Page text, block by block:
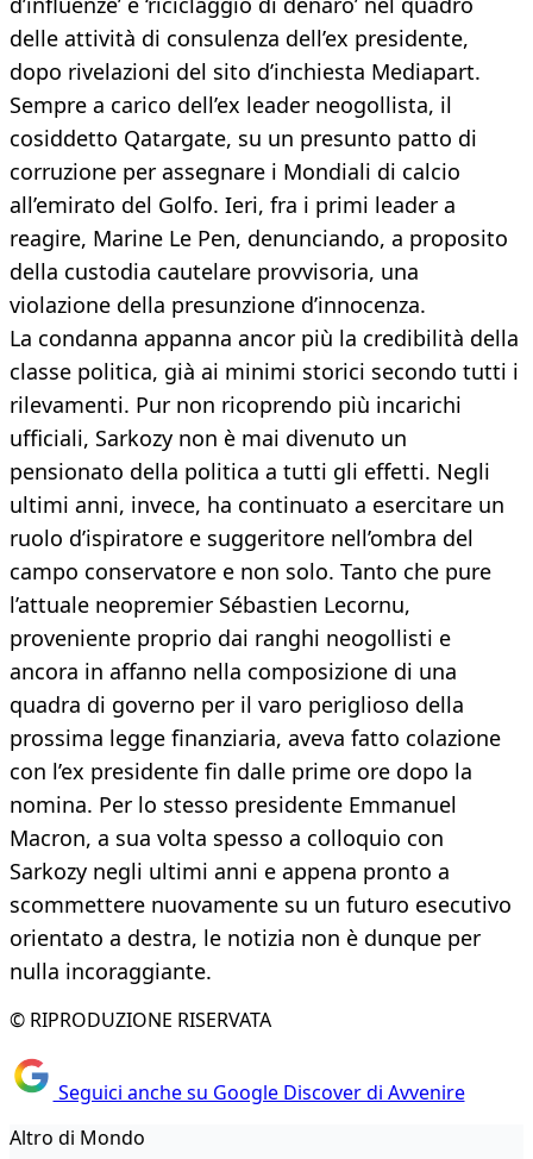
delle attività di consulenza dell’ex presidente,
dopo rivelazioni del sito d’inchiesta Mediapart.
Sempre a carico dell’ex leader neogollista, il
cosiddetto Qatargate, su un presunto patto di
corruzione per assegnare i Mondiali di calcio
all’emirato del Golfo. Ieri, fra i primi leader a
reagire, Marine Le Pen, denunciando, a proposito
della custodia cautelare provvisoria, una
violazione della presunzione d’innocenza.
La condanna appanna ancor più la credibilità della
classe politica, già ai minimi storici secondo tutti i
rilevamenti. Pur non ricoprendo più incarichi
ufficiali, Sarkozy non è mai divenuto un
pensionato della politica a tutti gli effetti. Negli
ultimi anni, invece, ha continuato a esercitare un
ruolo d’ispiratore e suggeritore nell’ombra del
campo conservatore e non solo. Tanto che pure
l’attuale neopremier Sébastien Lecornu,
proveniente proprio dai ranghi neogollisti e
ancora in affanno nella composizione di una
quadra di governo per il varo periglioso della
prossima legge finanziaria, aveva fatto colazione
con l’ex presidente fin dalle prime ore dopo la
nomina. Per lo stesso presidente Emmanuel
Macron, a sua volta spesso a colloquio con
Sarkozy negli ultimi anni e appena pronto a
scommettere nuovamente su un futuro esecutivo
orientato a destra, le notizia non è dunque per
nulla incoraggiante.
© RIPRODUZIONE RISERVATA
Seguici anche su Google Discover di Avvenire
Altro di Mondo